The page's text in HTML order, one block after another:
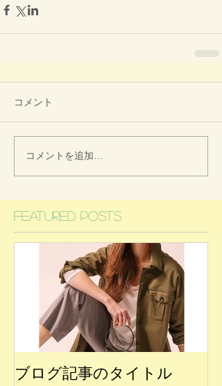
コメント
コメントを追加…
Featured Posts
ブログ記事のタイトル